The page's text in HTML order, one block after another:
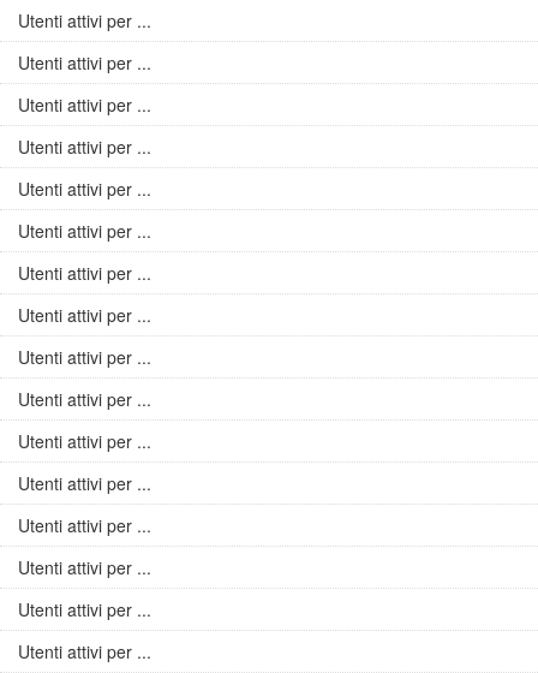
Utenti attivi per ...
Utenti attivi per ...
Utenti attivi per ...
Utenti attivi per ...
Utenti attivi per ...
Utenti attivi per ...
Utenti attivi per ...
Utenti attivi per ...
Utenti attivi per ...
Utenti attivi per ...
Utenti attivi per ...
Utenti attivi per ...
Utenti attivi per ...
Utenti attivi per ...
Utenti attivi per ...
Utenti attivi per ...